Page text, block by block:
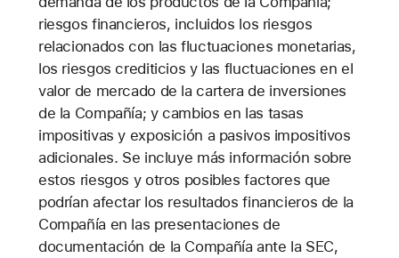
riesgos financieros, incluidos los riesgos
relacionados con las fluctuaciones monetarias,
los riesgos crediticios y las fluctuaciones en el
valor de mercado de la cartera de inversiones
de la Compañía; y cambios en las tasas
impositivas y exposición a pasivos impositivos
adicionales. Se incluye más información sobre
estos riesgos y otros posibles factores que
podrían afectar los resultados financieros de la
Compañía en las presentaciones de
documentación de la Compañía ante la SEC,